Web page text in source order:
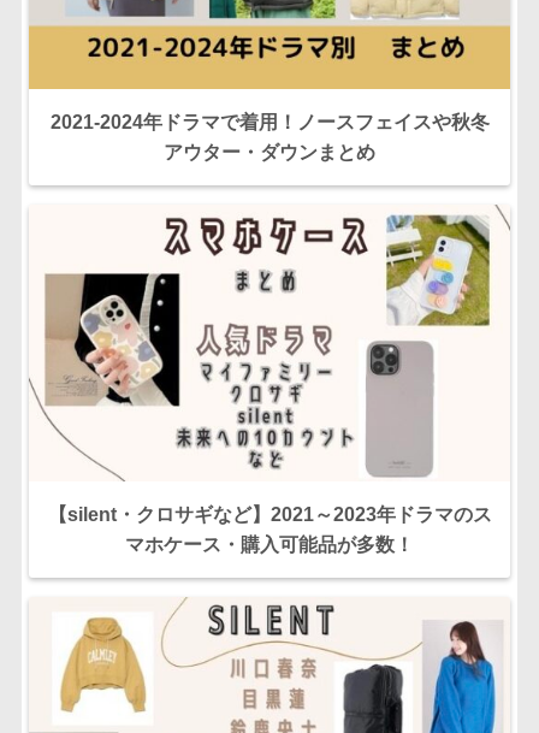
2021-2024年ドラマで着用！ノースフェイスや秋冬
アウター・ダウンまとめ
【silent・クロサギなど】2021～2023年ドラマのス
マホケース・購入可能品が多数！